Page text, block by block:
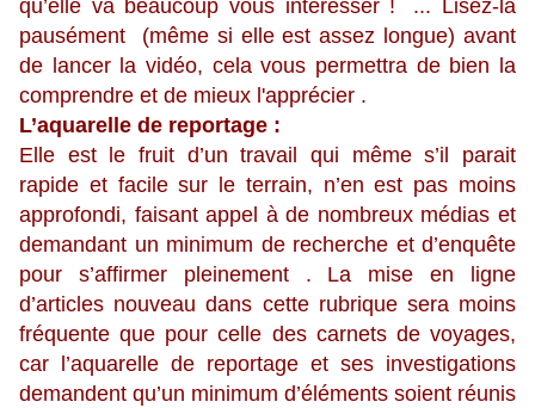
qu’elle va beaucoup vous intéresser !
... Lisez-là
pausément (même si elle est assez longue) avant
de lancer la vidéo, cela vous permettra de bien la
comprendre et de mieux l'apprécier .
L’aquarelle de reportage :
Elle est le fruit d’un travail qui même s’il parait
rapide et facile sur le terrain, n’en est pas moins
approfondi, faisant appel à de nombreux médias et
demandant un minimum de recherche et d’enquête
pour s’affirmer pleinement . La mise en ligne
d’articles nouveau dans cette rubrique sera moins
fréquente que pour celle des carnets de voyages,
car l’aquarelle de reportage et ses investigations
demandent qu’un minimum d’éléments soient réunis